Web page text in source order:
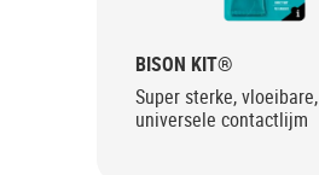
BISON KIT®
Super sterke, vloeibare,
universele contactlijm